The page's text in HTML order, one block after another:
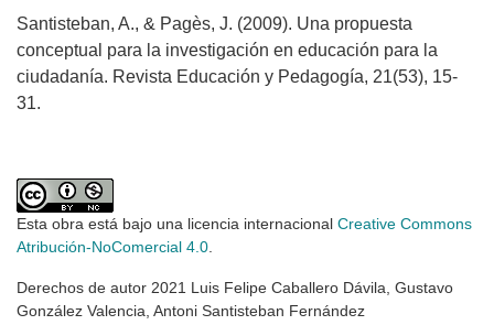
Santisteban, A., & Pagès, J. (2009). Una propuesta
conceptual para la investigación en educación para la
ciudadanía. Revista Educación y Pedagogía, 21(53), 15-
31.
Esta obra está bajo una licencia internacional Creative Commons
Atribución-NoComercial 4.0.
Derechos de autor 2021 Luis Felipe Caballero Dávila, Gustavo
González Valencia, Antoni Santisteban Fernández